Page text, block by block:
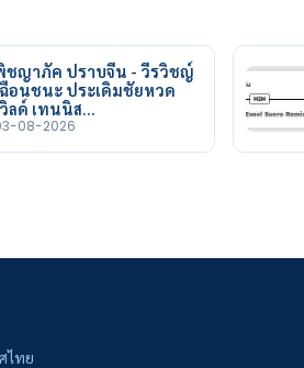
ชญาภัค ปราบจีน - วีรวิชญ์
ฉือนชนะ ประเดิมชัยหวด
วิลด์ เทนนิส…
08-2026
ไทย